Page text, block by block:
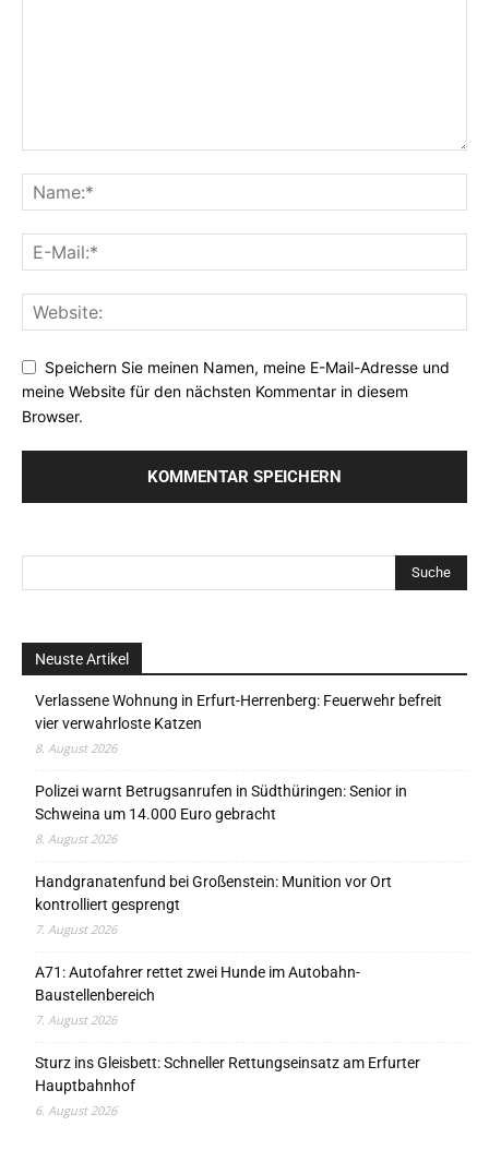
Speichern Sie meinen Namen, meine E-Mail-Adresse und
meine Website für den nächsten Kommentar in diesem
Browser.
Neuste Artikel
Verlassene Wohnung in Erfurt-Herrenberg: Feuerwehr befreit
vier verwahrloste Katzen
8. August 2026
Polizei warnt Betrugsanrufen in Südthüringen: Senior in
Schweina um 14.000 Euro gebracht
8. August 2026
Handgranatenfund bei Großenstein: Munition vor Ort
kontrolliert gesprengt
7. August 2026
A71: Autofahrer rettet zwei Hunde im Autobahn-
Baustellenbereich
7. August 2026
Sturz ins Gleisbett: Schneller Rettungseinsatz am Erfurter
Hauptbahnhof
6. August 2026